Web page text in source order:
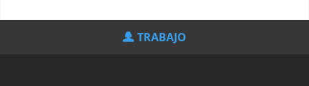
TRABAJO